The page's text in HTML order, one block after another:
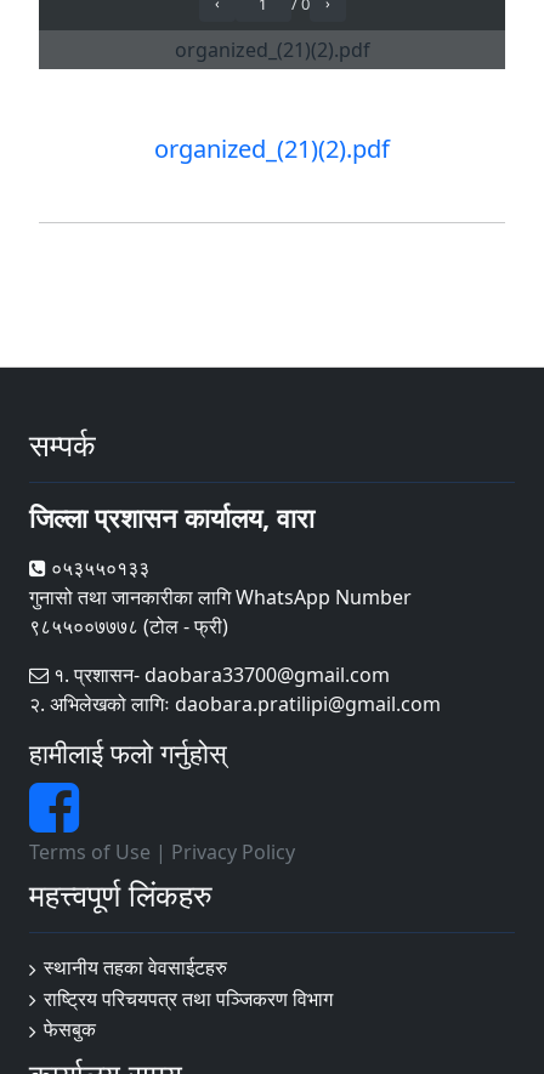
organized_(21)(2).pdf
सम्पर्क
जिल्ला प्रशासन कार्यालय, वारा
०५३५५०१३३
गुनासो तथा जानकारीका लागि WhatsApp Number
९८५५००७७७८ (टोल - फ्री)
१. प्रशासन- daobara33700@gmail.com
२. अभिलेखको लागिः daobara.pratilipi@gmail.com
हामीलाई फलो गर्नुहोस्
Terms of Use | Privacy Policy
महत्त्वपूर्ण लिंकहरु
स्थानीय तहका वेवसाईटहरु
राष्ट्रिय परिचयपत्र तथा पञ्जिकरण विभाग
फेसबुक